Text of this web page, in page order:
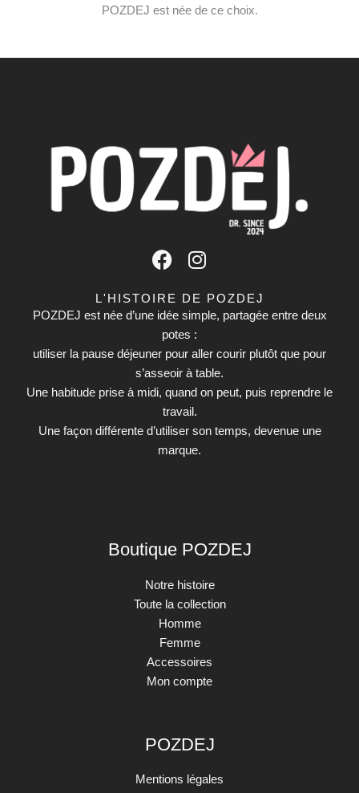
POZDEJ est née de ce choix.
F
c
e
b
o
o
k
I
s
t
a
g
r
a
m
L'HISTOIRE DE POZDEJ
POZDEJ est née d’une idée simple, partagée entre deux
potes :
utiliser la pause déjeuner pour aller courir plutôt que pour
s’asseoir à table.
Une habitude prise à midi, quand on peut, puis reprendre le
travail.
Une façon différente d’utiliser son temps, devenue une
marque.
Boutique POZDEJ
Notre histoire
Toute la collection
Homme
Femme
Accessoires
Mon compte
POZDEJ
Mentions légales